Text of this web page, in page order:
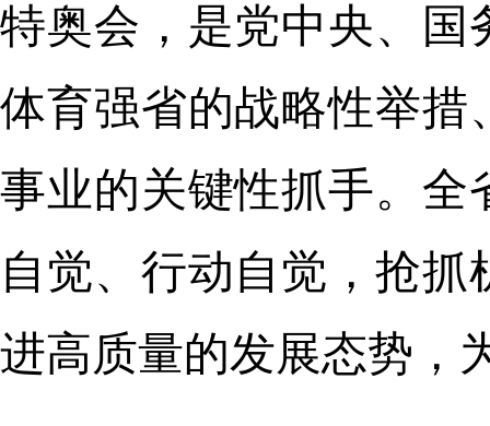
特奥会，是党中央、国
体育强省的战略性举措
事业的关键性抓手。全
自觉、行动自觉，抢
进高质量的发展态势，